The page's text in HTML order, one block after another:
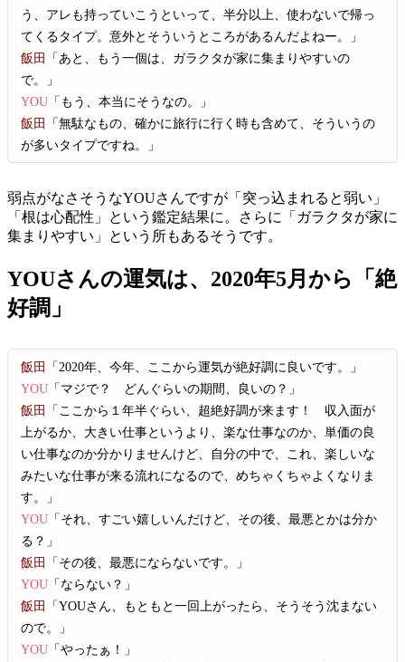
う、アレも持っていこうといって、半分以上、使わないで帰っ
てくるタイプ。意外とそういうところがあるんだよねー。」
飯田
「あと、もう一個は、ガラクタが家に集まりやすいの
で。」
YOU 「もう、本当にそうなの。」
飯田
「無駄なもの、確かに旅行に行く時も含めて、そういうの
が多いタイプですね。」
弱点がなさそうなYOUさんですが「突っ込まれると弱い」
「根は心配性」という鑑定結果に。さらに「ガラクタが家に
集まりやすい」という所もあるそうです。
YOUさんの運気は、2020年5月から「絶
好調」
飯田
「2020年、今年、ここから運気が絶好調に良いです。」
YOU 「マジで？ どんぐらいの期間、良いの？」
飯田
「ここから１年半ぐらい、超絶好調が来ます！ 収入面が
上がるか、大きい仕事というより、楽な仕事なのか、単価の良
い仕事なのか分かりませんけど、自分の中で、これ、楽しいな
みたいな仕事が来る流れになるので、めちゃくちゃよくなりま
す。」
YOU 「それ、すごい嬉しいんだけど、その後、最悪とかは分か
る？」
飯田
「その後、最悪にならないです。」
YOU 「ならない？」
飯田
「YOUさん、もともと一回上がったら、そうそう沈まない
ので。」
YOU 「やったぁ！」